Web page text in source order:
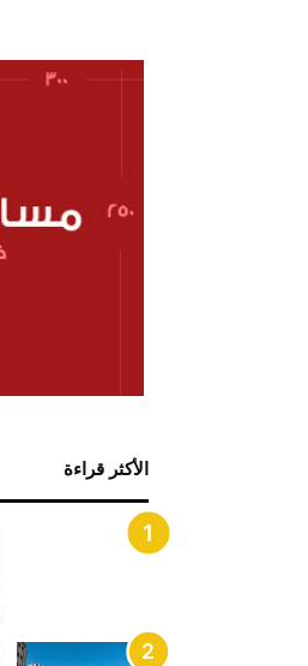
الأكثر قراءة